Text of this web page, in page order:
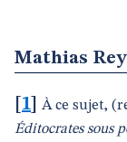
Mathias
1
À ce sujet,
Éditocrates sous